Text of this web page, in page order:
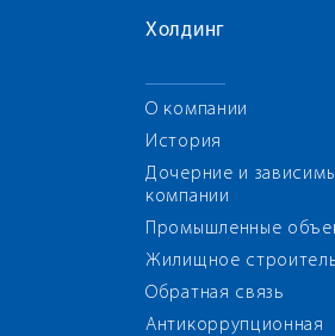
Холдинг
О компании
История
Дочерние и
компании
Промышленные
Жилищное
Обратная связь
Антикоррупционная